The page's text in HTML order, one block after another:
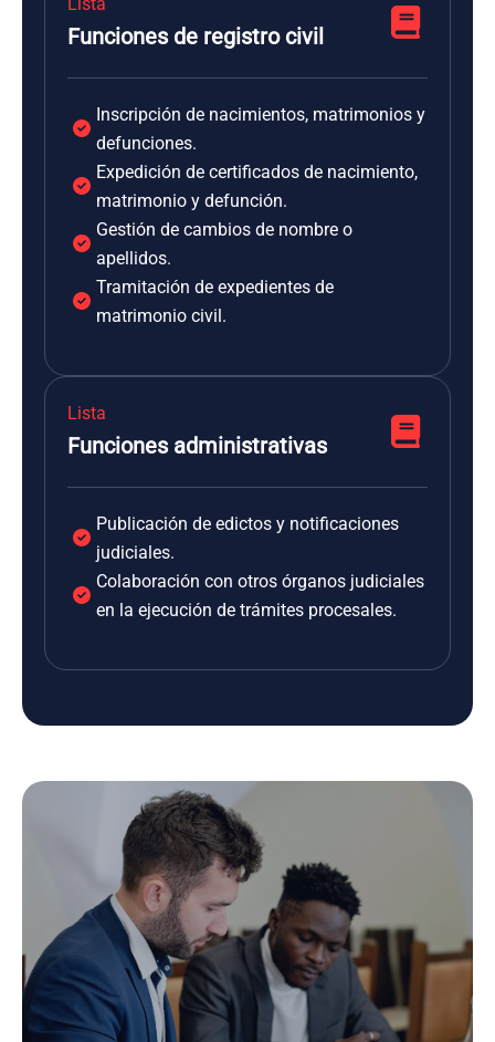
Funciones de registro civil
Inscripción de nacimientos, matrimonios y
defunciones.
Expedición de certificados de nacimiento,
matrimonio y defunción.
Gestión de cambios de nombre o
apellidos.
Tramitación de expedientes de
matrimonio civil.
Lista
Funciones administrativas
Publicación de edictos y notificaciones
judiciales.
Colaboración con otros órganos judiciales
en la ejecución de trámites procesales.